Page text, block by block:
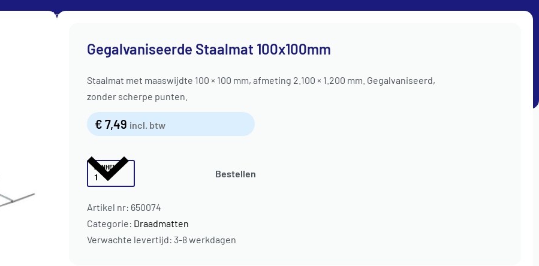
Klantenservice
btw.
aan / uit
NOPPENPLATEN DRAADMATTEN
OFFERTE AANVRAAG
Gegalvaniseerde Staalmat 100x100mm
Staalmat met maaswijdte 100 × 100 mm, afmeting 2.100 × 1.200 mm. Gegalvaniseerd,
zonder scherpe punten.
€ 7,49 incl. btw
EENHEID
Bestellen
Artikel nr: 650074
Categorie: Draadmatten
Verwachte levertijd: 3-8 werkdagen